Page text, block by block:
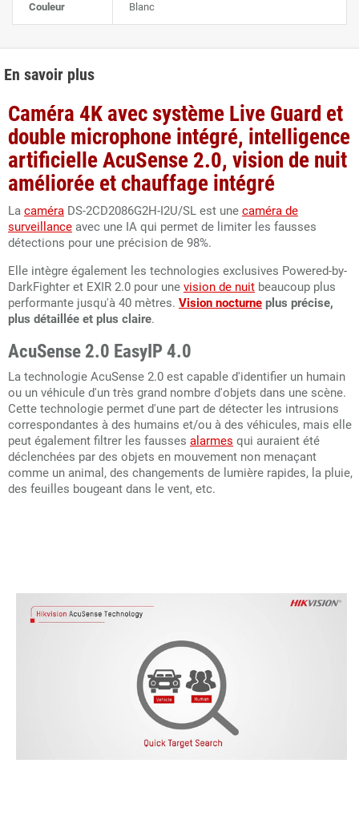
Couleur Blanc
En savoir plus
Caméra 4K avec système Live Guard et
double microphone intégré, intelligence
artificielleAcuSense 2.0, vision de nuit
améliorée et chauffage intégré
La caméra DS-2CD2086G2H-I2U/SL est une caméra de
surveillance avec une IA qui permet de limiter les fausses
détections pour une précision de 98%.
Elle intègre également les technologies exclusives Powered-by-
DarkFighter et EXIR 2.0 pour une vision de nuit beaucoup plus
performante jusqu'à 40 mètres. Vision nocturne plus précise,
plus détaillée et plus claire.
AcuSense 2.0 EasyIP 4.0
La technologie AcuSense 2.0 est capable d'identifier un humain
ou un véhicule d'un très grand nombre d'objets dans une scène.
Cette technologie permet d'une part de détecter les intrusions
correspondantes à des humains et/ou à des véhicules, mais elle
peut également filtrer les fausses alarmes qui auraient été
déclenchées par des objets en mouvement non menaçant
comme un animal, des changements de lumière rapides, la pluie,
des feuilles bougeant dans le vent, etc.